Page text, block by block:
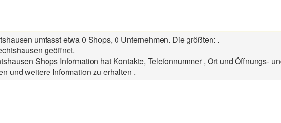
umfasst etwa 0 Shops, 0 Unternehmen. Die größten: .
geöffnet.
Shops Information hat Kontakte, Telefonnummer , Ort und Öffnungs-
und weitere Information zu erhalten .